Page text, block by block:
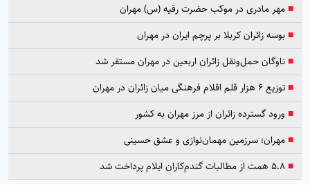
■مهر مادری در موکب حضرت رقیه (س) مهران
■بوسه زائران کربلا بر پرچم ایران در مهران
■ناوگان حمل‌ونقل زائران اربعین در مهران مستقر شد
■توزیع ۶ هزار قلم اقلام فرهنگی میان زائران در مهران
■ ورود گسترده زائران از مرز مهران به کشور
■مهران؛ سرزمین مهمان‌نوازی و عشق حسینی
■۵.۸ همت از مطالبات گندم‌کاران ایلام پرداخت شد